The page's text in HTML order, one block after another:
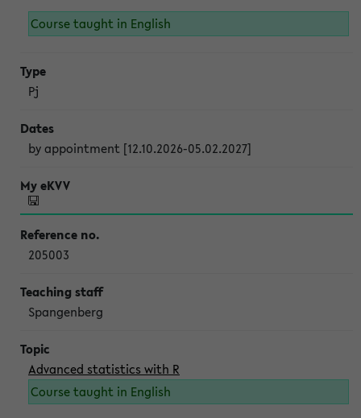
Course taught in English
Pj
by appointment [12.10.2026-05.02.2027]
205003
Spangenberg
Advanced statistics with R
Course taught in English